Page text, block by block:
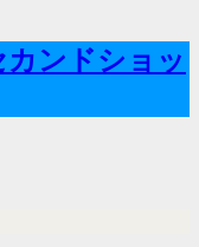
ンドショッ